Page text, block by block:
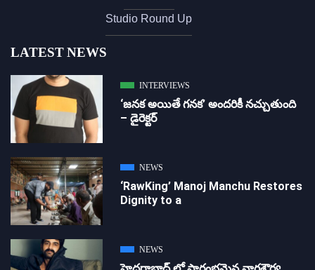
Studio Round Up
LATEST NEWS
INTERVIEWS
‘జ‌న‌క అయితే గ‌న‌క‌’ అందరికీ నచ్చుతుంది
– డైరెక్ట‌ర్
NEWS
‘RawKing’ Manoj Manchu Restores
Dignity to a
NEWS